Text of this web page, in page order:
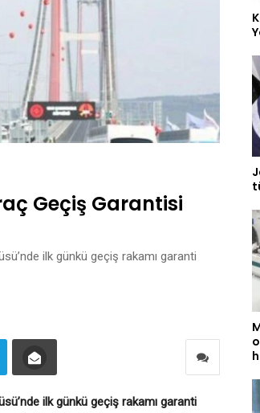
Geçiş Garantisi
ilk günkü geçiş rakamı garanti
ilk günkü geçiş rakamı garanti